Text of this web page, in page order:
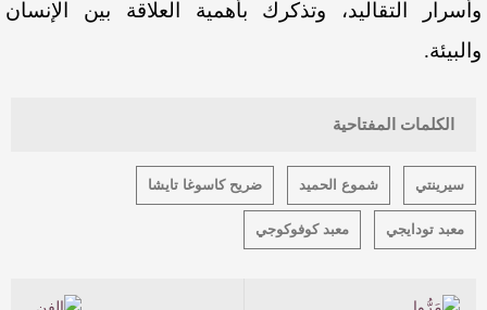
وأسرار التقاليد، وتذكرك بأهمية العلاقة بين الإنسان
والبيئة.
الكلمات المفتاحية
سيرينتي شموع الحميد ضريح كاسوغا تايشا
معبد تودايجي معبد كوفوكوجي